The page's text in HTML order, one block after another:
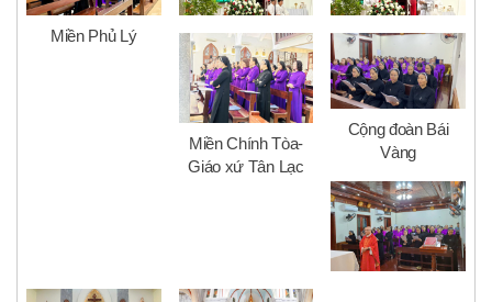
Miền Phủ Lý
Miền Chính Tòa-
Giáo xứ Tân Lạc
Cộng đoàn Bái
Vàng